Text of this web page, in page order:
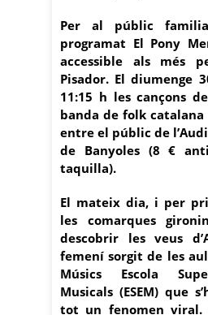
Per al públic
programat El Pony
accessible als més
Pisador. El diumenge
11:15 h les cançons
banda de folk
entre el públic de
de Banyoles (8 €
taquilla).
El mateix dia, i per
les comarques
descobrir les veus
femení sorgit de les
Músics Escola
Musicals (ESEM) que
tot un fenomen viral.